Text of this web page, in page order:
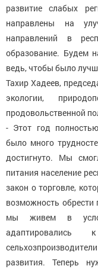
развитие слабых
направлены на
направлений в
образование. Будем
ведь, чтобы было
Тахир Хадеев,
экологии,
продовольственной
- Этот год
было много
достигнуто. Мы
питания население
закон о торговле,
возможность обрести
мы живем в
развития. Теперь